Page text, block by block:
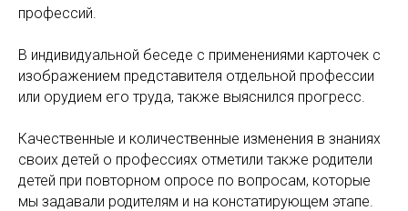
профессий.
В индивидуальной беседе с применениями карточек с
изображением представителя отдельной профессии
или орудием его труда, также выяснился прогресс.
Качественные и количественные изменения в знаниях
своих детей о профессиях отметили также родители
детей при повторном опросе по вопросам, которые
мы задавали родителям и на констатирующем этапе.